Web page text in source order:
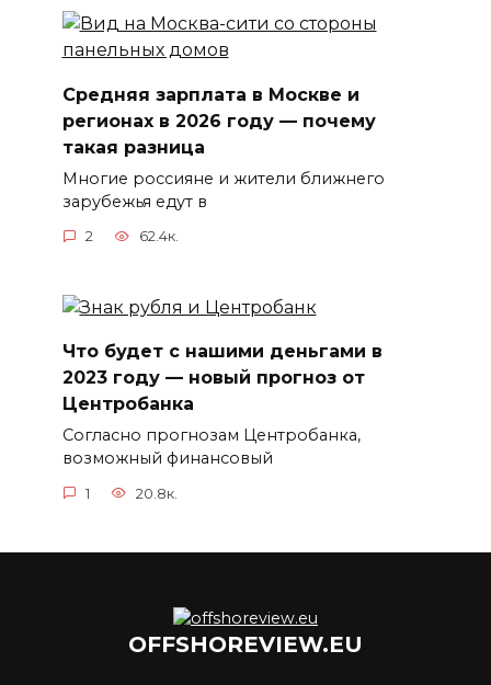
Средняя зарплата в Москве и
регионах в 2026 году — почему
такая разница
Многие россияне и жители ближнего
зарубежья едут в
2 62.4к.
Что будет с нашими деньгами в
2023 году — новый прогноз от
Центробанка
Согласно прогнозам Центробанка,
возможный финансовый
1 20.8к.
OFFSHOREVIEW.EU